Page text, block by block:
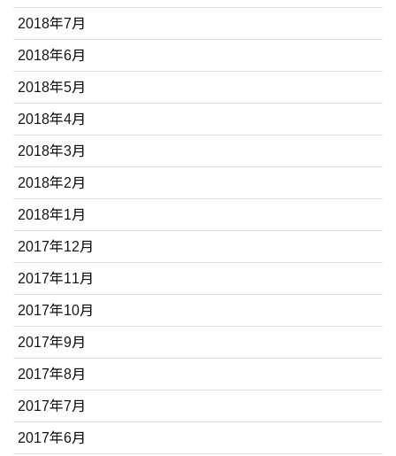
2018年7月
2018年6月
2018年5月
2018年4月
2018年3月
2018年2月
2018年1月
2017年12月
2017年11月
2017年10月
2017年9月
2017年8月
2017年7月
2017年6月